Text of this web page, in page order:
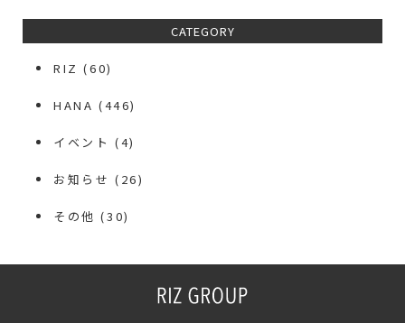
CATEGORY
RIZ (60)
HANA (446)
イベント (4)
お知らせ (26)
その他 (30)